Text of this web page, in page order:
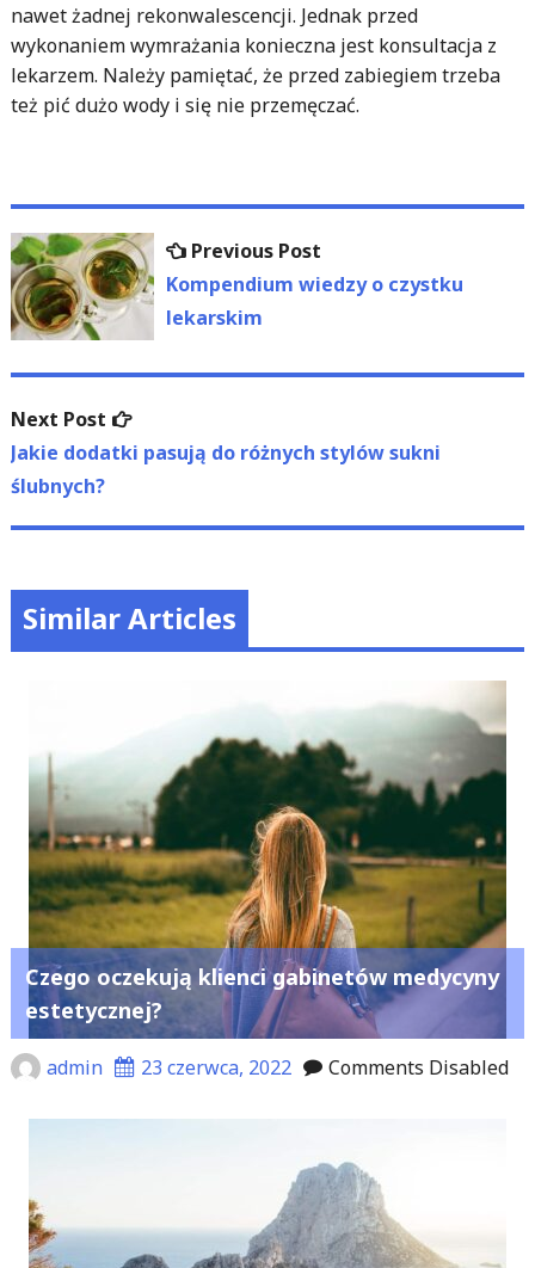
nawet żadnej rekonwalescencji. Jednak przed
wykonaniem wymrażania konieczna jest konsultacja z
lekarzem. Należy pamiętać, że przed zabiegiem trzeba
też pić dużo wody i się nie przemęczać.
Nawigacja
wpisu
Previous PostPrevious
post:
Kompendium wiedzy o czystku
lekarskim
Next Post
Next
post:
Jakie dodatki pasują do różnych stylów sukni
ślubnych?
Similar Articles
Czego oczekują klienci gabinetów medycyny
estetycznej?
admin 23 czerwca, 2022 Comments Disabled